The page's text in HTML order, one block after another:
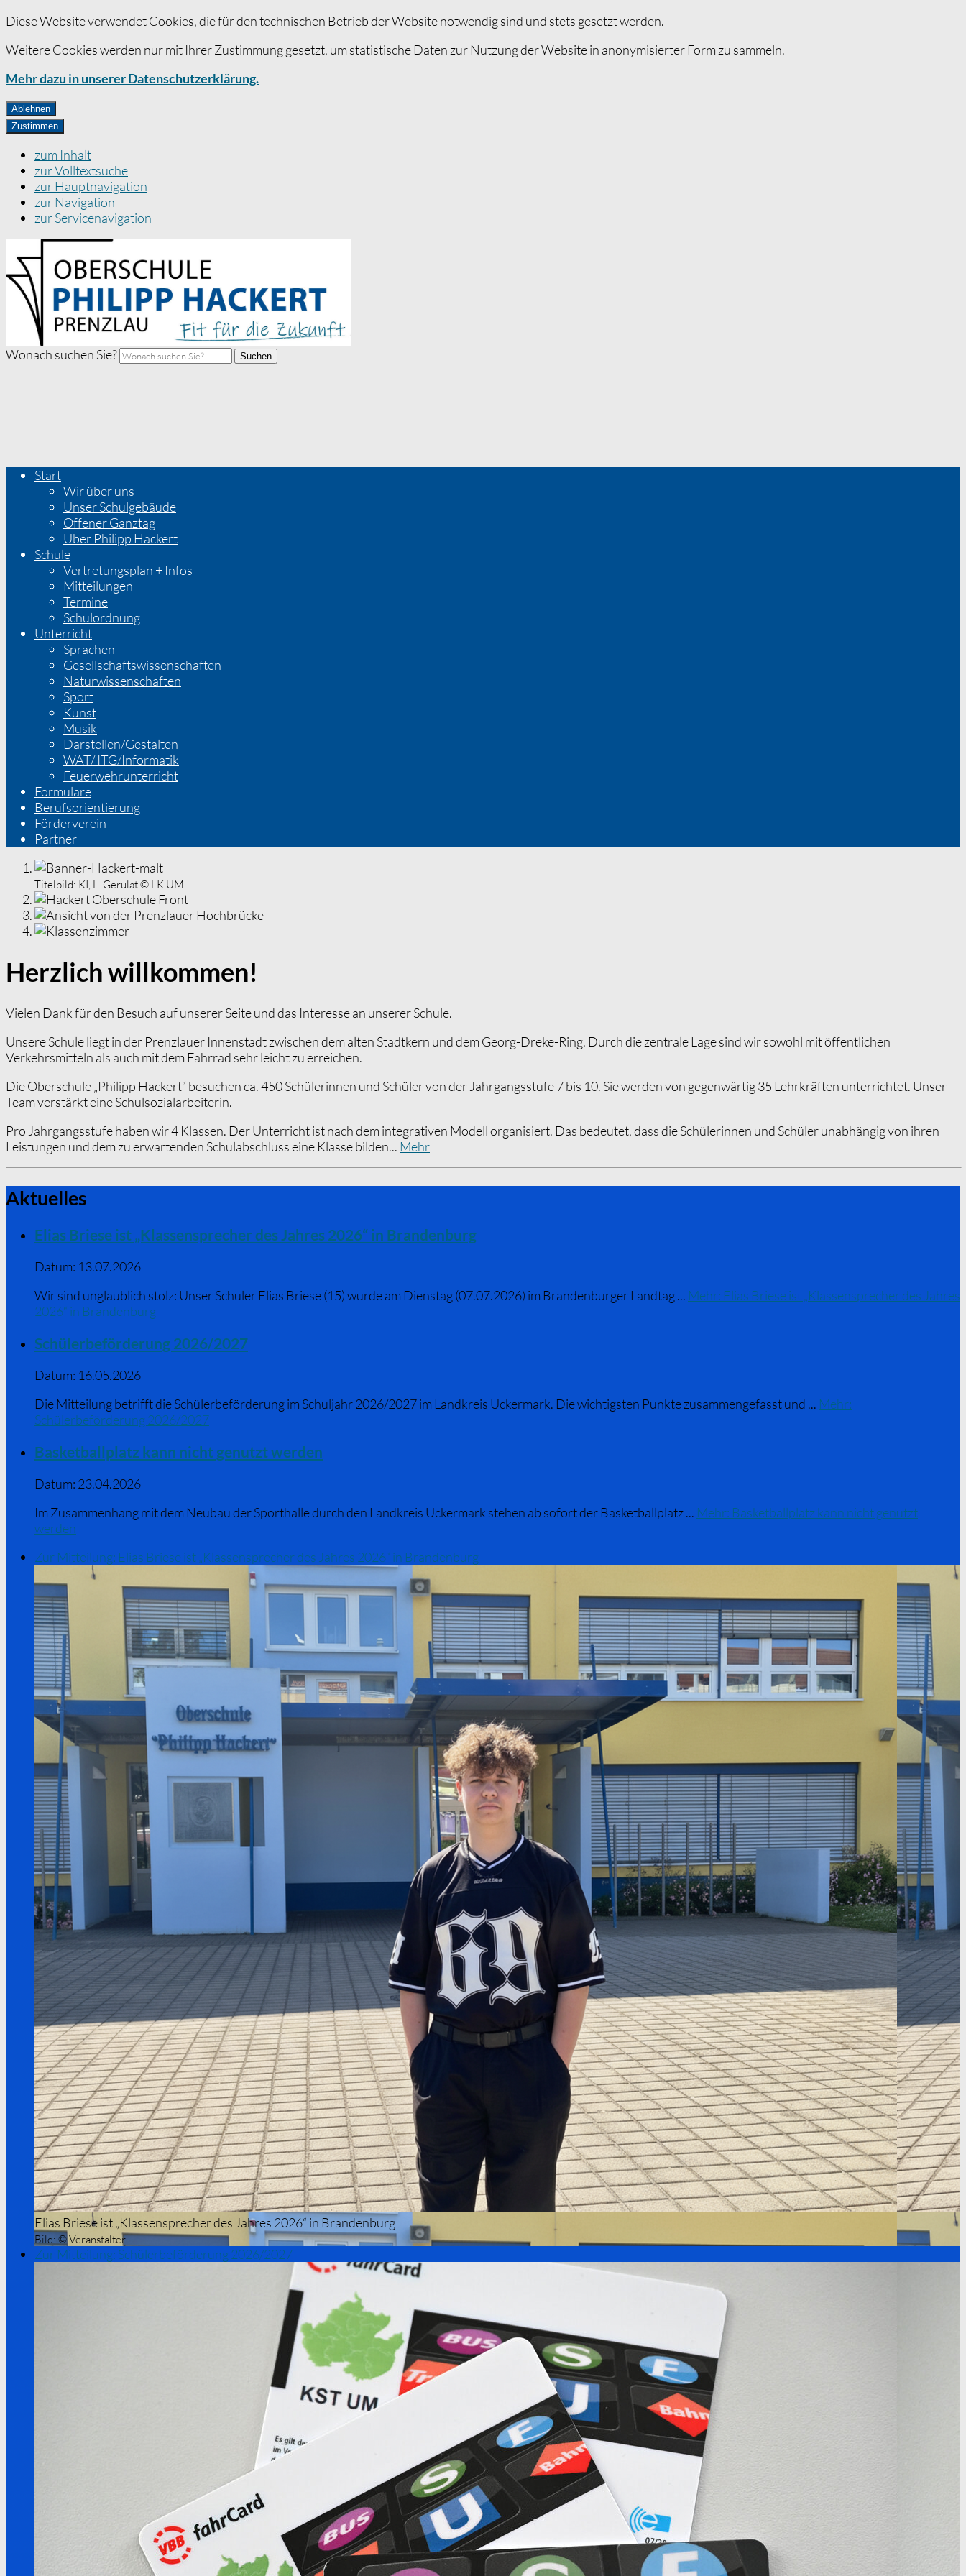
Diese Website verwendet Cookies, die für den technischen Betrieb der Website notwendig sind und stets gesetzt werden.
Weitere Cookies werden nur mit Ihrer Zustimmung gesetzt, um statistische Daten zur Nutzung der Website in anonymisierter Form zu sammeln.
Mehr dazu in unserer Datenschutzerklärung.
Ablehnen
Zustimmen
zum Inhalt
zur Volltextsuche
zur Hauptnavigation
zur Navigation
zur Servicenavigation
Wonach suchen Sie? Suchen
Start
Wir über uns
Unser Schulgebäude
Offener Ganztag
Über Philipp Hackert
Schule
Vertretungsplan + Infos
Mitteilungen
Termine
Schulordnung
Unterricht
Sprachen
Gesellschaftswissenschaften
Naturwissenschaften
Sport
Kunst
Musik
Darstellen/Gestalten
WAT/ ITG/Informatik
Feuerwehrunterricht
Formulare
Berufsorientierung
Förderverein
Partner
Titelbild: KI, L. Gerulat © LK UM
Herzlich willkommen!
Vielen Dank für den Besuch auf unserer Seite und das Interesse an unserer Schule.
Unsere Schule liegt in der Prenzlauer Innenstadt zwischen dem alten Stadtkern und dem Georg-Dreke-Ring. Durch die zentrale Lage sind wir sowohl mit öffentlichen
Verkehrsmitteln als auch mit dem Fahrrad sehr leicht zu erreichen.
Die Oberschule „Philipp Hackert“ besuchen ca. 450 Schülerinnen und Schüler von der Jahrgangsstufe 7 bis 10. Sie werden von gegenwärtig 35 Lehrkräften unterrichtet. Unser
Team verstärkt eine Schulsozialarbeiterin.
Pro Jahrgangsstufe haben wir 4 Klassen. Der Unterricht ist nach dem integrativen Modell organisiert. Das bedeutet, dass die Schülerinnen und Schüler unabhängig von ihren
Leistungen und dem zu erwartenden Schulabschluss eine Klasse bilden... Mehr
Aktuelles
Elias Briese ist „Klassensprecher des Jahres 2026“ in Brandenburg
Datum: 13.07.2026
Wir sind unglaublich stolz: Unser Schüler Elias Briese (15) wurde am Dienstag (07.07.2026) im Brandenburger Landtag ... Mehr: Elias Briese ist „Klassensprecher des Jahres
2026“ in Brandenburg
Schülerbeförderung 2026/2027
Datum: 16.05.2026
Die Mitteilung betrifft die Schülerbeförderung im Schuljahr 2026/2027 im Landkreis Uckermark. Die wichtigsten Punkte zusammengefasst und ... Mehr:
Schülerbeförderung 2026/2027
Basketballplatz kann nicht genutzt werden
Datum: 23.04.2026
Im Zusammenhang mit dem Neubau der Sporthalle durch den Landkreis Uckermark stehen ab sofort der Basketballplatz ... Mehr: Basketballplatz kann nicht genutzt
werden
Zur Mitteilung: Elias Briese ist „Klassensprecher des Jahres 2026“ in Brandenburg
Elias Briese ist „Klassensprecher des Jahres 2026“ in Brandenburg
Bild: © Veranstalter
Zur Mitteilung: Schülerbeförderung 2026/2027